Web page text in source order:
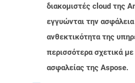
διακομιστές cloud της
εγγυώνται την ασφάλεια
ανθεκτικότητα της
περισσότερα σχετικά
ασφαλείας της Aspose.